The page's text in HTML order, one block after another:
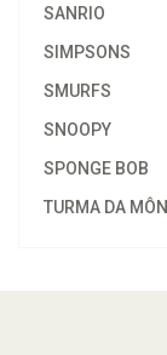
SANRIO
SIMPSONS
SMURFS
SNOOPY
SPONGE BOB
TURMA DA